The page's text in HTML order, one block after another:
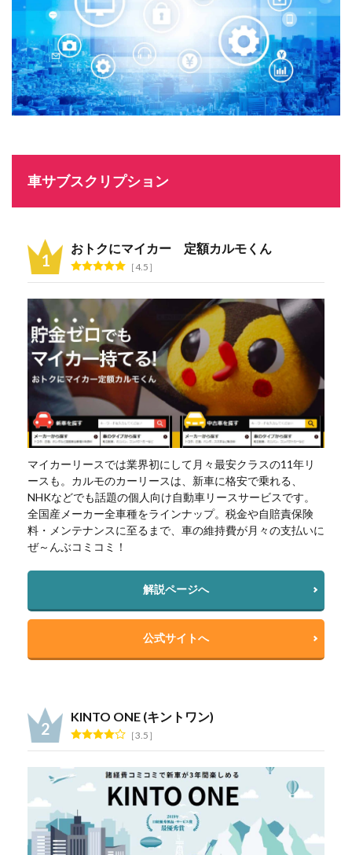
車サブスクリプション
おトクにマイカー 定額カルモくん
4.5
マイカーリースでは業界初にして月々最安クラスの11年リ
ースも。カルモのカーリースは、新車に格安で乗れる、
NHKなどでも話題の個人向け自動車リースサービスです。
全国産メーカー全車種をラインナップ。税金や自賠責保険
料・メンテナンスに至るまで、車の維持費が月々の支払いに
ぜ～んぶコミコミ！
解説ページへ
公式サイトへ
KINTO ONE (キントワン)
3.5